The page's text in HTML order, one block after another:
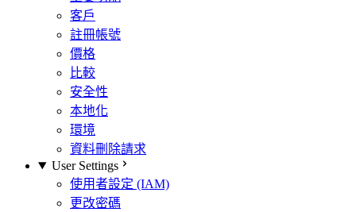
客戶
註冊帳號
價格
比較
安全性
本地化
環境
資料刪除請求
User Settings
使用者設定 (IAM)
更改密碼